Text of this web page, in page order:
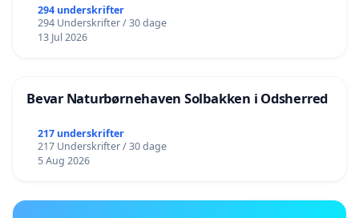
294 underskrifter
294 Underskrifter / 30 dage
13 Jul 2026
Bevar Naturbørnehaven Solbakken i Odsherred
217 underskrifter
217 Underskrifter / 30 dage
5 Aug 2026